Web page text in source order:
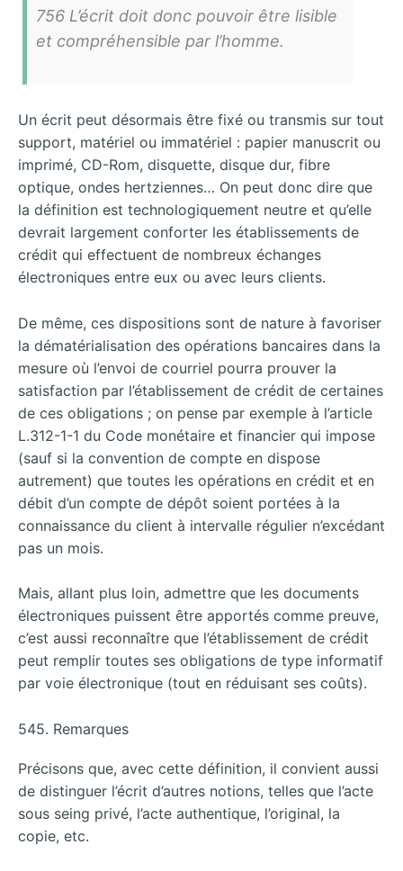
756 L’écrit doit donc pouvoir être lisible
et compréhensible par l’homme.
Un écrit peut désormais être fixé ou transmis sur tout
support, matériel ou immatériel : papier manuscrit ou
imprimé, CD-Rom, disquette, disque dur, fibre
optique, ondes hertziennes… On peut donc dire que
la définition est technologiquement neutre et qu’elle
devrait largement conforter les établissements de
crédit qui effectuent de nombreux échanges
électroniques entre eux ou avec leurs clients.
De même, ces dispositions sont de nature à favoriser
la dématérialisation des opérations bancaires dans la
mesure où l’envoi de courriel pourra prouver la
satisfaction par l’établissement de crédit de certaines
de ces obligations ; on pense par exemple à l’article
L.312-1-1 du Code monétaire et financier qui impose
(sauf si la convention de compte en dispose
autrement) que toutes les opérations en crédit et en
débit d’un compte de dépôt soient portées à la
connaissance du client à intervalle régulier n’excédant
pas un mois.
Mais, allant plus loin, admettre que les documents
électroniques puissent être apportés comme preuve,
c’est aussi reconnaître que l’établissement de crédit
peut remplir toutes ses obligations de type informatif
par voie électronique (tout en réduisant ses coûts).
545. Remarques
Précisons que, avec cette définition, il convient aussi
de distinguer l’écrit d’autres notions, telles que l’acte
sous seing privé, l’acte authentique, l’original, la
copie, etc.